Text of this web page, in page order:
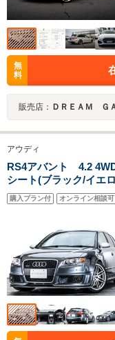
無
料
販売店： ＤＲＥＡＭ Ｇ
アウディ
RS4アバント 4.2
シート(ブラック/イエ
車高調 スエードステア
ーバルブコントロール
購入プラン付 オンライン相談可